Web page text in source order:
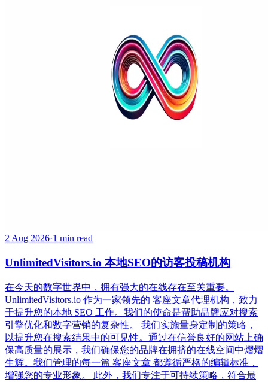
2 Aug 2026·1 min read
UnlimitedVisitors.io 本地SEO的访客投稿机构
在今天的数字世界中，拥有强大的在线存在至关重要。
UnlimitedVisitors.io 作为一家领先的 客座文章代理机构，致力
于提升您的本地 SEO 工作。我们的使命是帮助品牌应对搜索
引擎优化和数字营销的复杂性。 我们实施量身定制的策略，
以提升您在搜索结果中的可见性。通过在信誉良好的网站上确
保高质量的展示，我们确保您的品牌在拥挤的在线空间中熠熠
生辉。我们管理的每一篇 客座文章 都遵循严格的编辑标准，
增强您的专业形象。 此外，我们专注于可持续策略，符合最